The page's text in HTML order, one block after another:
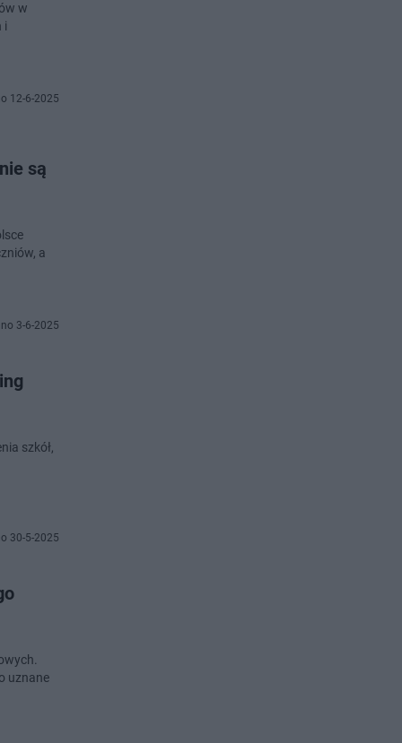
w
i
12-6-2025
są
a
3-6-2025
szkół,
30-5-2025
uznane